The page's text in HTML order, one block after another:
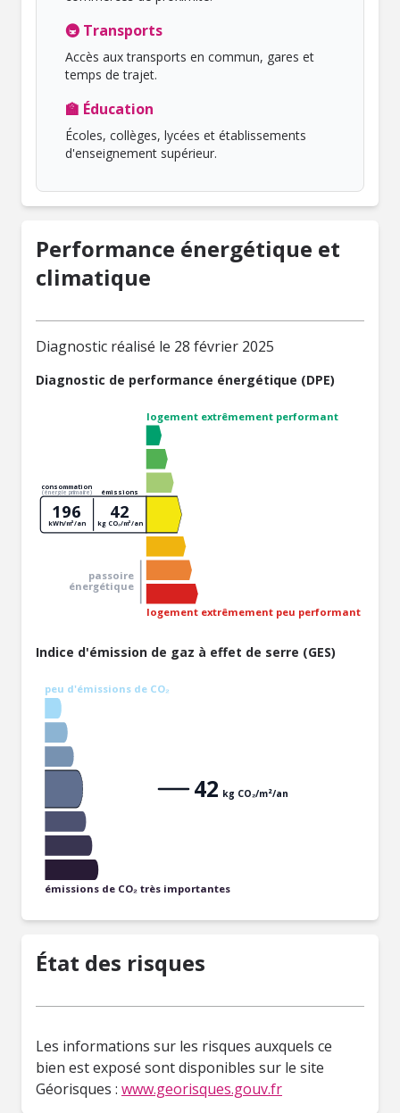
🚇 Transports
Accès aux transports en commun, gares et
temps de trajet.
🏫 Éducation
Écoles, collèges, lycées et établissements
d'enseignement supérieur.
Performance énergétique et
climatique
Diagnostic réalisé le 28 février 2025
Diagnostic de performance énergétique (DPE)
logement extrêmement performant
logement extrêmement peu performant
passoire
énergétique
consommation
(énergie primaire) émissions
196
kWh/m²/an
42
kg CO₂/m²/an
Indice d'émission de gaz à effet de serre (GES)
peu d'émissions de CO₂
émissions de CO₂ très importantes
42 kg CO₂/m²/an
État des risques
Les informations sur les risques auxquels ce
bien est exposé sont disponibles sur le site
Géorisques : www.georisques.gouv.fr